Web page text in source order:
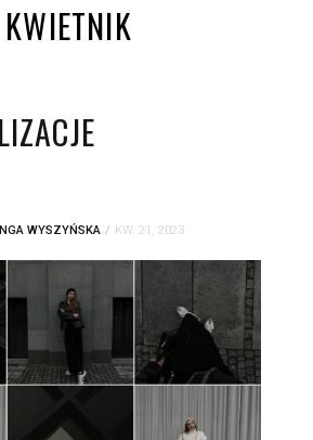
KWIETNIK
WYSZYŃSKA KW. 21, 2023